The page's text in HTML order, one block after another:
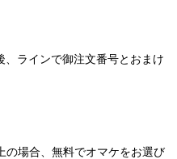
ラインで御注文番号とおまけ
の場合、無料でオマケをお選び